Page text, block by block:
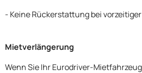
- Keine Rückerstattung bei
Mietverlängerung
Wenn Sie Ihr Eurodriver-